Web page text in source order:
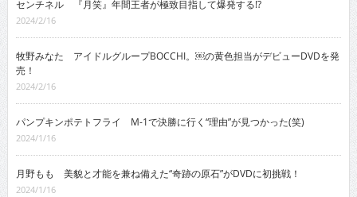
センチネル 『月笑』年間王者が極致目指して爆発する!?
2024/2/16
牧野みなた アイドルグループBOCCHI。￼の黄色担当がデビューDVDを発
売！
2024/2/16
パンプキンポテトフライ M-1で決勝に行く“理由”が見つかった(笑)
2024/1/16
月野もも 美貌と才能を兼ね備えた“奇跡の原石”がDVDに初挑戦！
2024/1/16